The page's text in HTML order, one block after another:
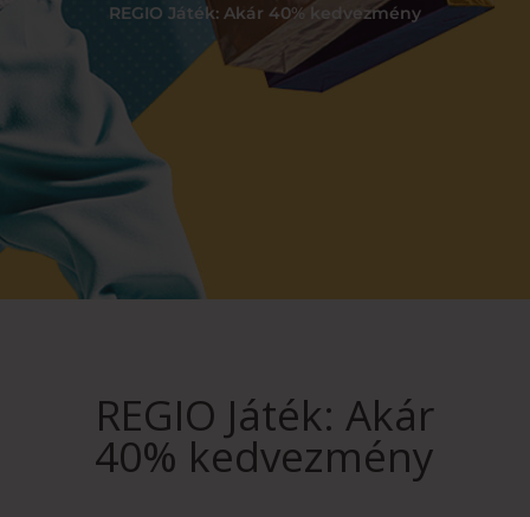
REGIO Játék: Akár 40% kedvezmény
REGIO Játék: Akár
40% kedvezmény